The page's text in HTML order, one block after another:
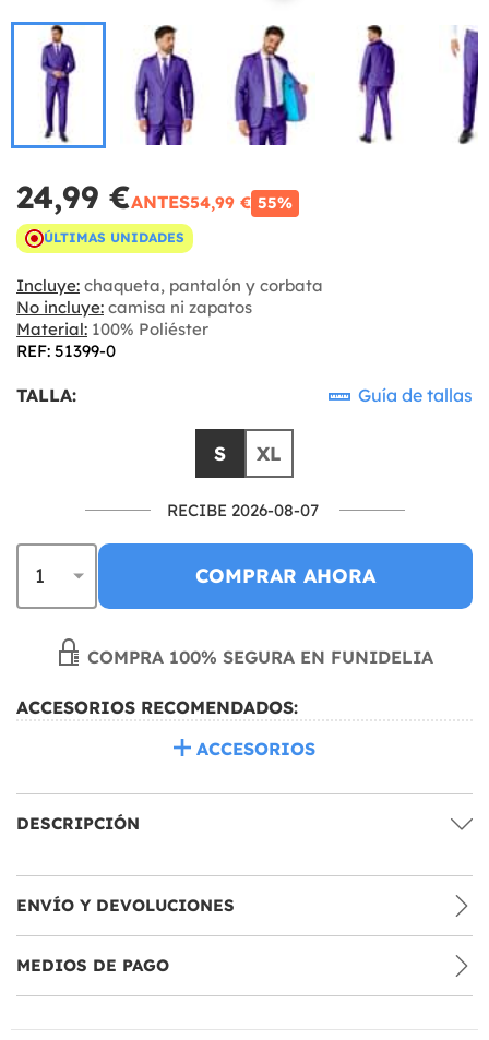
24,99 €ANTES54,99 € 55%
ÚLTIMAS UNIDADES
Incluye: chaqueta, pantalón y corbata
No incluye: camisa ni zapatos
Material: 100% Poliéster
REF: 51399-0
TALLA: Guía de tallas
S XL
RECIBE 2026-08-07
COMPRAR AHORA
COMPRA 100% SEGURA EN FUNIDELIA
ACCESORIOS RECOMENDADOS:
ACCESORIOS
DESCRIPCIÓN
ENVÍO Y DEVOLUCIONES
MEDIOS DE PAGO